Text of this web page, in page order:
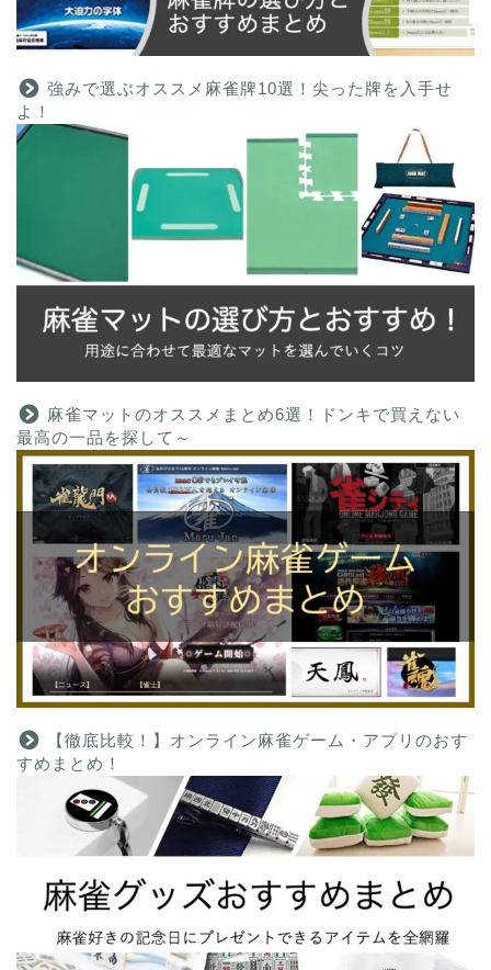
強みで選ぶオススメ麻雀牌10選！尖った牌を入手せ
よ！
麻雀マットのオススメまとめ6選！ドンキで買えない
最高の一品を探して～
【徹底比較！】オンライン麻雀ゲーム・アプリのおす
すめまとめ！